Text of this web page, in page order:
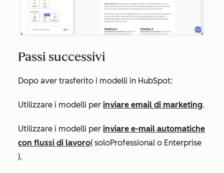
Passi successivi
Dopo aver trasferito i modelli in HubSpot:
Utilizzare i modelli per inviare email di marketing.
Utilizzare i modelli per inviare e-mail automatiche
con flussi di lavoro( soloProfessional o Enterprise
).